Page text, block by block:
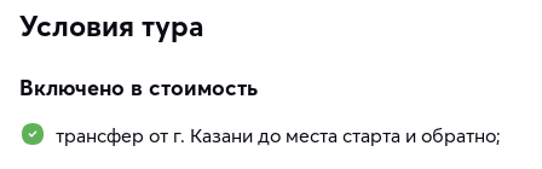
Условия тура
Включено в стоимость
трансфер от г. Казани до места старта и обратно;